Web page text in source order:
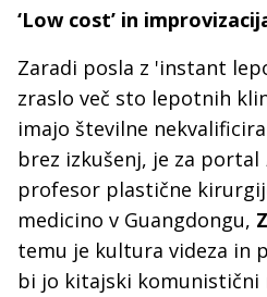
‘Low cost’ in
Zaradi posla z 'instant
zraslo več sto lepotnih
imajo številne
brez izkušenj, je za portal
profesor plastične
medicino v Guangdongu,
temu je kultura videza in
bi jo kitajski komunistični